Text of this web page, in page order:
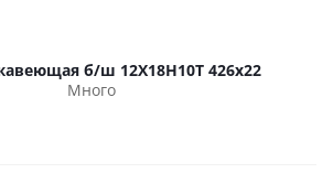
б/ш 12Х18Н10Т 426х22
Много